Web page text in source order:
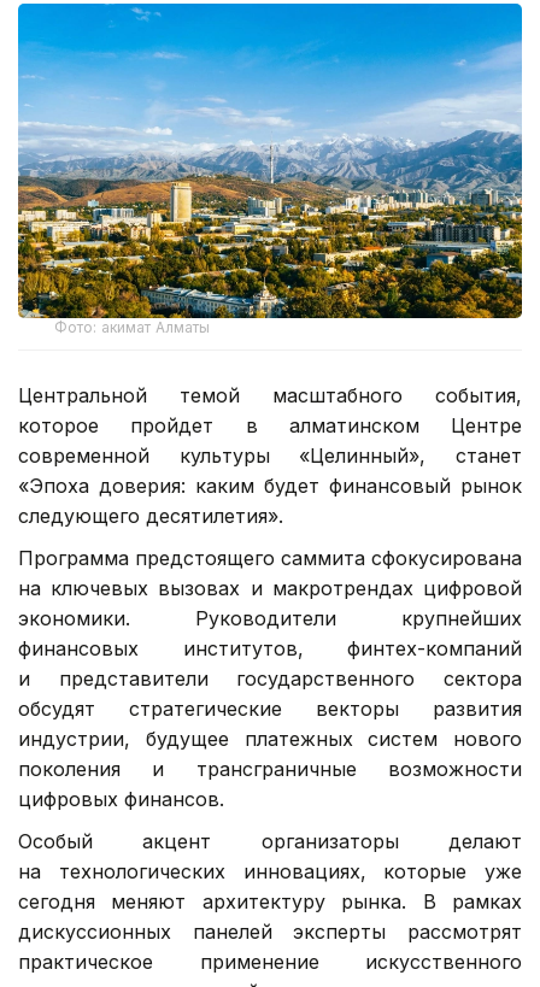
Фото: акимат Алматы
Центральной темой масштабного события,
которое пройдет в алматинском Центре
современной культуры «Целинный», станет
«Эпоха доверия: каким будет финансовый рынок
следующего десятилетия».
Программа предстоящего саммита сфокусирована
на ключевых вызовах и макротрендах цифровой
экономики. Руководители крупнейших
финансовых институтов, финтех-компаний
и представители государственного сектора
обсудят стратегические векторы развития
индустрии, будущее платежных систем нового
поколения и трансграничные возможности
цифровых финансов.
Особый акцент организаторы делают
на технологических инновациях, которые уже
сегодня меняют архитектуру рынка. В рамках
дискуссионных панелей эксперты рассмотрят
практическое применение искусственного